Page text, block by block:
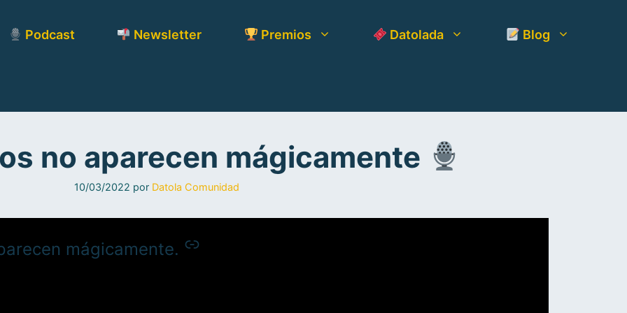
Podcast Newsletter Premios Datolada Blog
no aparecen mágicamente
10/03/2022 por Datola Comunidad
mágicamente.